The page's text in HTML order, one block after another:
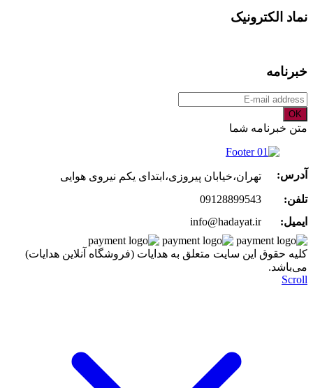
نماد الکترونیک
خبرنامه
OK
متن خبرنامه شما
آدرس:
تهران،خیابان پیروزی،ابتدای یکم نیروی هوایی
تلفن:
09128899543
ایمیل:
info@hadayat.ir
کليه حقوق اين سايت متعلق به هدایات (فروشگاه آنلاین هدایات)
می‌باشد.
Scroll